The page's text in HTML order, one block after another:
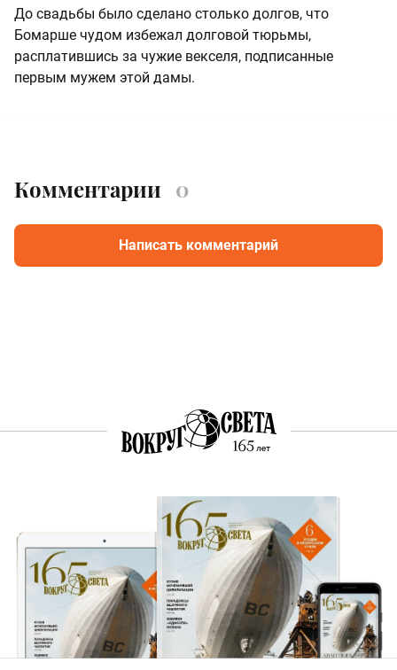
До свадьбы было сделано столько долгов, что
Бомарше чудом избежал долговой тюрьмы,
расплатившись за чужие векселя, подписанные
первым мужем этой дамы.
Комментарии 0
Написать комментарий